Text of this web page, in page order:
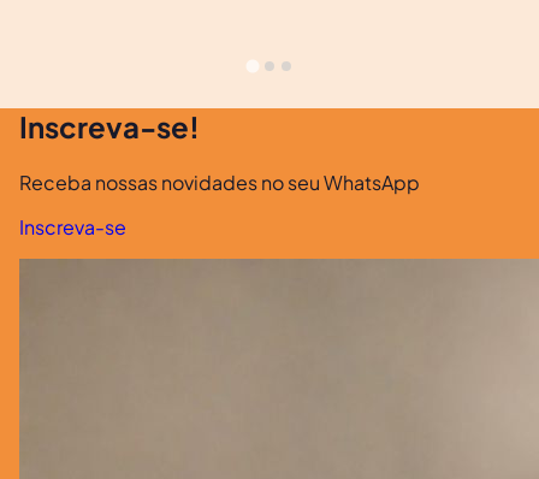
Inscreva-se!
Receba nossas novidades no seu WhatsApp
Inscreva-se